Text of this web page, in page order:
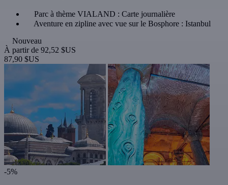
Parc à thème VIALAND : Carte journalière
Aventure en zipline avec vue sur le Bosphore : Istanbul
Nouveau
À partir de 92,52 $US
87,90 $US
-5%